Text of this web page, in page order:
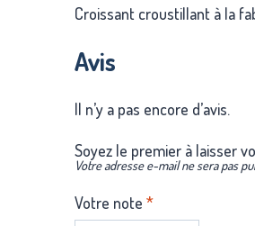
Croissant croustillant à la
Avis
Il n’y a pas encore d’avis.
Soyez le premier à laisser
Votre adresse e-mail ne sera pas
Votre note *